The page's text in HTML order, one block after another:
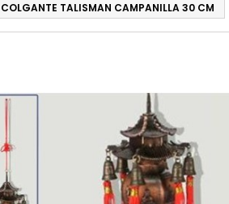
COLGANTE TALISMAN CAMPANILLA 30 CM